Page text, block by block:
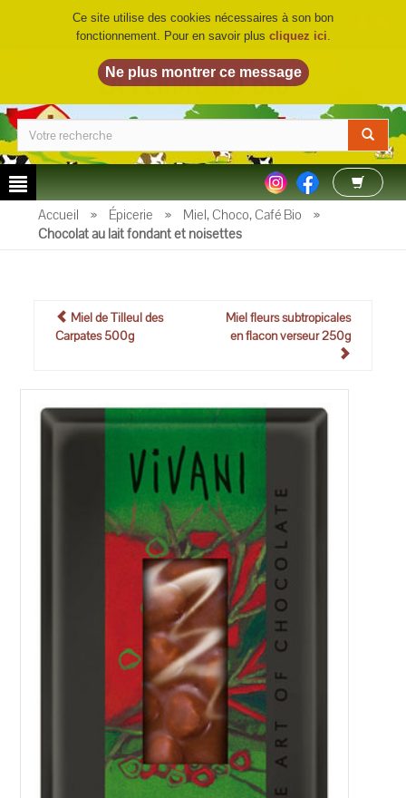
LA FERME DU BIO©
Accueil » Épicerie » Miel, Choco, Café Bio
»
Chocolat au lait fondant et noisettes
Miel de Tilleul des
Carpates 500g
Miel fleurs subtropicales
en flacon verseur 250g
Ce site utilise des cookies nécessaires à son bon
fonctionnement. Pour en savoir plus cliquez ici.